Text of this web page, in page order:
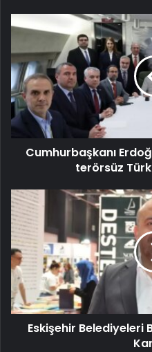
Cumhurbaşkanı
terörsüz
Eskişehir Belediyeleri